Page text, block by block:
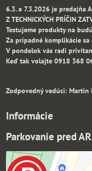
6.3. a 7.3.2026 je predajňa
Z TECHNICKÝCH PRÍČIN
Testujeme produkty na
Za prípadné komplikácie
V pondelok vás radi
Keď tak volajte 0918 368
Zodpovedný vedúci: Martin
Informácie
Parkovanie pred